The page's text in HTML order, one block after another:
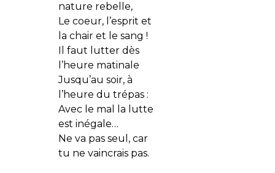
nature rebelle,
Le coeur, l’esprit et
la chair et le sang !
Il faut lutter dès
l’heure matinale
Jusqu’au soir, à
l’heure du trépas :
Avec le mal la lutte
est inégale…
Ne va pas seul, car
tu ne vaincrais pas.